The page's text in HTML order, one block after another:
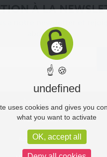
À LA
abonnés.
Plan du site
Administration
☝ 🍪
undefined
uses cookies and gives you
what you want to activate
OK, accept all